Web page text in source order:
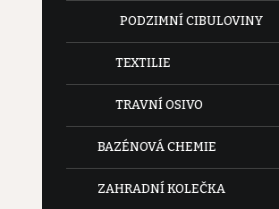
PODZIMNÍ CIBULOVINY
TEXTILIE
TRAVNÍ OSIVO
BAZÉNOVÁ CHEMIE
ZAHRADNÍ KOLEČKA